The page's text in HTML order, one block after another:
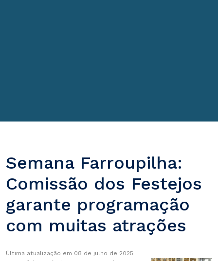
Semana Farroupilha:
Comissão dos Festejos
garante programação
com muitas atrações
Última atualização em 08 de julho de 2025